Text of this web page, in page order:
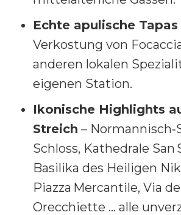
Echte apulische Tapas
Verkostung von
anderen lokalen
eigenen Station.
Ikonische Highlights
Streich –
Schloss, Kathedrale San
Basilika des Heiligen
Piazza Mercantile, Via
Orecchiette … alle